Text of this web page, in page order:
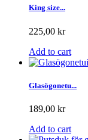
King size...
225,00 kr
Add to cart
Glasögonetu...
189,00 kr
Add to cart